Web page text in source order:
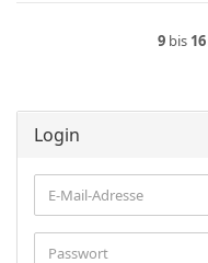
9 bis 16
Login
E-
Mail-
Adresse
Passwort